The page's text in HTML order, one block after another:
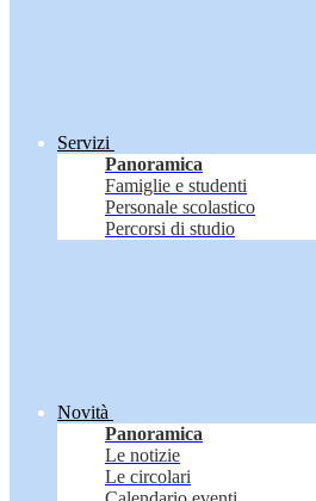
Servizi
Panoramica
Famiglie e studenti
Personale scolastico
Percorsi di studio
Novità
Panoramica
Le notizie
Le circolari